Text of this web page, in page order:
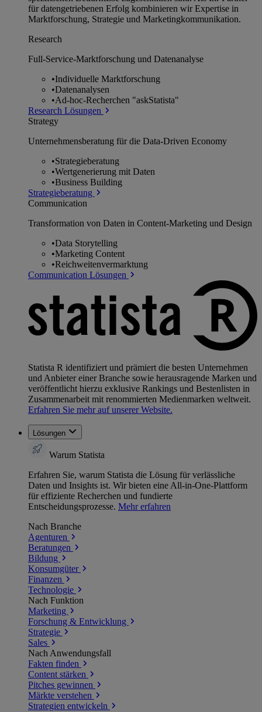
für datengetriebenen Erfolg kombinieren wir Expertise in
Marktforschung, Strategie und Marketingkommunikation.
Research
Full-Service-Marktforschung und Datenanalyse
•Individuelle Marktforschung
•Datenanalysen
•Ad-hoc-Recherchen "askStatista"
Research Lösungen
Strategy
Unternehmens­beratung für die Data-Driven Economy
•Strategieberatung
•Wertgenerierung mit Daten
•Business Building
Strategieberatung
Communication
Transformation von Daten in Content-Marketing und Design
•Data Storytelling
•Marketing Content
•Reichweitenvermarktung
Communication Lösungen
Statista R identifiziert und prämiert die besten Unternehmen
und Anbieter einer Branche sowie herausragende Marken und
veröffentlicht hierzu exklusive Rankings und Bestenlisten in
Zusammenarbeit mit renommierten Medienmarken weltweit.
Erfahren Sie mehr auf unserer Website.
Lösungen
Warum Statista
Erfahren Sie, warum Statista die Lösung für verlässliche
Daten und Insights ist. Wir bieten eine All-in-One-Plattform
für effiziente Recherchen und fundierte
Entscheidungsprozesse. Mehr erfahren
Nach Branche
Agenturen
Beratungen
Bildung
Konsumgüter
Finanzen
Technologie
Nach Funktion
Marketing
Forschung & Entwicklung
Strategie
Sales
Nach Anwendungsfall
Fakten finden
Content stärken
Pitches gewinnen
Märkte verstehen
Strategien entwickeln